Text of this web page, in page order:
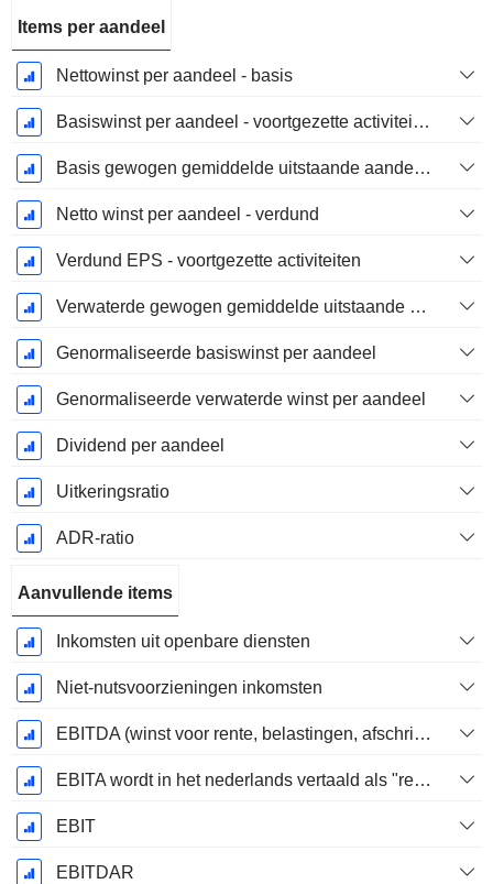
Items per aandeel
Nettowinst per aandeel - basis
Basiswinst per aandeel - voortgezette activiteiten
Basis gewogen gemiddelde uitstaande aandelen
Netto winst per aandeel - verdund
Verdund EPS - voortgezette activiteiten
Verwaterde gewogen gemiddelde uitstaande aandelen
Genormaliseerde basiswinst per aandeel
Genormaliseerde verwaterde winst per aandeel
Dividend per aandeel
Uitkeringsratio
ADR-ratio
Aanvullende items
Inkomsten uit openbare diensten
Niet-nutsvoorzieningen inkomsten
EBITDA (winst voor rente, belastingen, afschrijvingen op immateriële activa en materiële vaste activa)
EBITA wordt in het nederlands vertaald als "resultaat voor interest, belastingen en afschrijvingen".
EBIT
EBITDAR